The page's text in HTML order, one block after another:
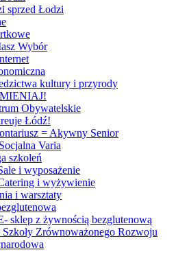
sprzed Łodzi
Wybór
kultury i przyrody
Obywatelskie
Łódź!
= Akywny Senior
Varia
szkoleń
i wyposażenie
i wyżywienie
i warsztaty
sklep z żywnością bezglutenową
Szkoły Zrównoważonego Rozwoju